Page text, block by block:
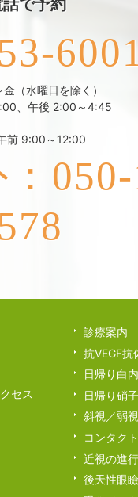
で予約
（水曜日を除く）
、午後 2:00～4:45
前 9:00～12:00
セス
診療案内
抗VEGF抗
日帰り白
日帰り硝
斜視／弱
コンタク
近視の進
後天性眼